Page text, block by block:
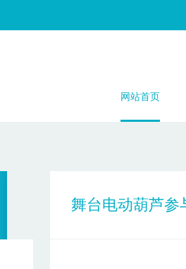
网站首页
舞台电动葫芦参